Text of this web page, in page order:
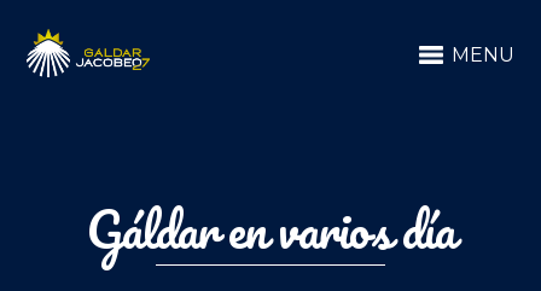
MENU
Gáldar en varios día